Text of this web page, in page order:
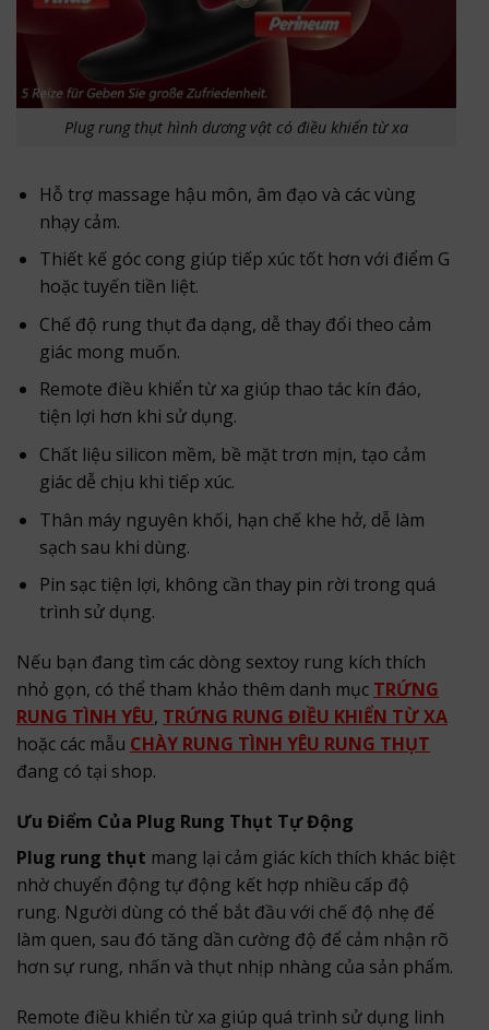
Plug rung thụt hình dương vật có điều khiển từ xa
Hỗ trợ massage hậu môn, âm đạo và các vùng
nhạy cảm.
Thiết kế góc cong giúp tiếp xúc tốt hơn với điểm G
hoặc tuyến tiền liệt.
Chế độ rung thụt đa dạng, dễ thay đổi theo cảm
giác mong muốn.
Remote điều khiển từ xa giúp thao tác kín đáo,
tiện lợi hơn khi sử dụng.
Chất liệu silicon mềm, bề mặt trơn mịn, tạo cảm
giác dễ chịu khi tiếp xúc.
Thân máy nguyên khối, hạn chế khe hở, dễ làm
sạch sau khi dùng.
Pin sạc tiện lợi, không cần thay pin rời trong quá
trình sử dụng.
Nếu bạn đang tìm các dòng sextoy rung kích thích
nhỏ gọn, có thể tham khảo thêm danh mục TRỨNG
RUNG TÌNH YÊU, TRỨNG RUNG ĐIỀU KHIỂN TỪ XA
hoặc các mẫu CHÀY RUNG TÌNH YÊU RUNG THỤT
đang có tại shop.
Ưu Điểm Của Plug Rung Thụt Tự Động
Plug rung thụt mang lại cảm giác kích thích khác biệt
nhờ chuyển động tự động kết hợp nhiều cấp độ
rung. Người dùng có thể bắt đầu với chế độ nhẹ để
làm quen, sau đó tăng dần cường độ để cảm nhận rõ
hơn sự rung, nhấn và thụt nhịp nhàng của sản phẩm.
Remote điều khiển từ xa giúp quá trình sử dụng linh